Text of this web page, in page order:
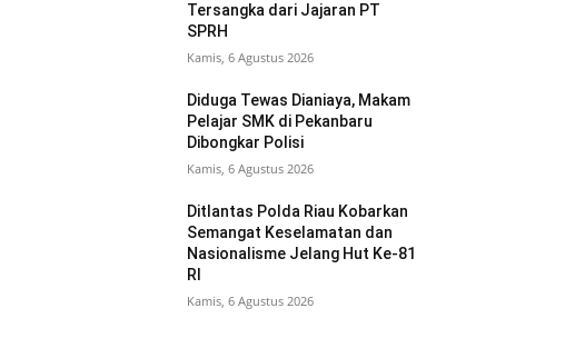
Tersangka dari Jajaran PT
SPRH
Kamis, 6 Agustus 2026
Diduga Tewas Dianiaya, Makam
Pelajar SMK di Pekanbaru
Dibongkar Polisi
Kamis, 6 Agustus 2026
Ditlantas Polda Riau Kobarkan
Semangat Keselamatan dan
Nasionalisme Jelang Hut Ke-81
RI
Kamis, 6 Agustus 2026